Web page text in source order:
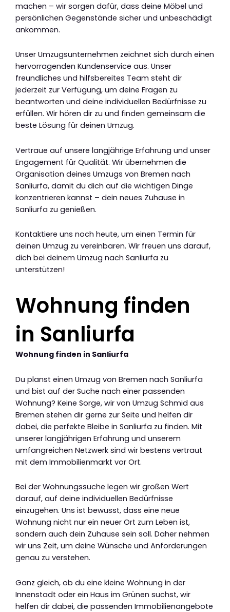
machen – wir sorgen dafür, dass deine Möbel und
persönlichen Gegenstände sicher und unbeschädigt
ankommen.
Unser Umzugsunternehmen zeichnet sich durch einen
hervorragenden Kundenservice aus. Unser
freundliches und hilfsbereites Team steht dir
jederzeit zur Verfügung, um deine Fragen zu
beantworten und deine individuellen Bedürfnisse zu
erfüllen. Wir hören dir zu und finden gemeinsam die
beste Lösung für deinen Umzug.
Vertraue auf unsere langjährige Erfahrung und unser
Engagement für Qualität. Wir übernehmen die
Organisation deines Umzugs von Bremen nach
Sanliurfa, damit du dich auf die wichtigen Dinge
konzentrieren kannst – dein neues Zuhause in
Sanliurfa zu genießen.
Kontaktiere uns noch heute, um einen Termin für
deinen Umzug zu vereinbaren. Wir freuen uns darauf,
dich bei deinem Umzug nach Sanliurfa zu
unterstützen!
Wohnung finden
in Sanliurfa
Wohnung finden in Sanliurfa
Du planst einen Umzug von Bremen nach Sanliurfa
und bist auf der Suche nach einer passenden
Wohnung? Keine Sorge, wir von Umzug Schmid aus
Bremen stehen dir gerne zur Seite und helfen dir
dabei, die perfekte Bleibe in Sanliurfa zu finden. Mit
unserer langjährigen Erfahrung und unserem
umfangreichen Netzwerk sind wir bestens vertraut
mit dem Immobilienmarkt vor Ort.
Bei der Wohnungssuche legen wir großen Wert
darauf, auf deine individuellen Bedürfnisse
einzugehen. Uns ist bewusst, dass eine neue
Wohnung nicht nur ein neuer Ort zum Leben ist,
sondern auch dein Zuhause sein soll. Daher nehmen
wir uns Zeit, um deine Wünsche und Anforderungen
genau zu verstehen.
Ganz gleich, ob du eine kleine Wohnung in der
Innenstadt oder ein Haus im Grünen suchst, wir
helfen dir dabei, die passenden Immobilienangebote